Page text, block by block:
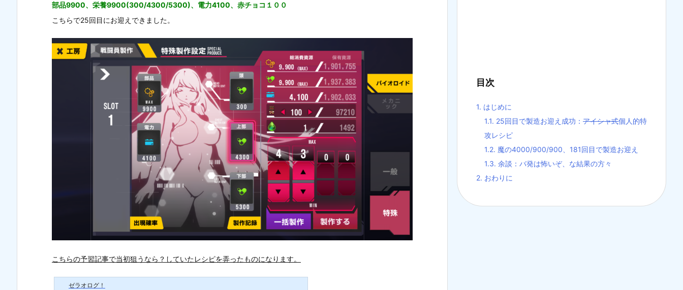
部品9900、栄養9900(300/4300/5300)、電力4100、赤チョコ１００
こちらで25回目にお迎えできました。
こちらの予習記事で当初狙うなら？していたレシピを弄ったものになります。
ゼラオログ！
目次
1. はじめに
1.1. 25回目で製造お迎え成功： アイシャ式個人的特
攻レシピ
1.2. 魔の4000/900/900、181回目で製造お迎え
1.3. 余談：バ発は怖いぞ、な結果の方々
2. おわりに